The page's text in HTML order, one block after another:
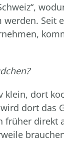
Seit
klein, dort
dort das
früher direkt